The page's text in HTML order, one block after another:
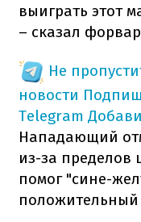
выиграть этот
– сказал
Не
новости
Telegram
Нападающий
из-за
помог "сине-
положительный